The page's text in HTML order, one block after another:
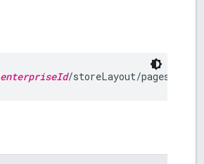
enterpriseId/storeLayout/pages